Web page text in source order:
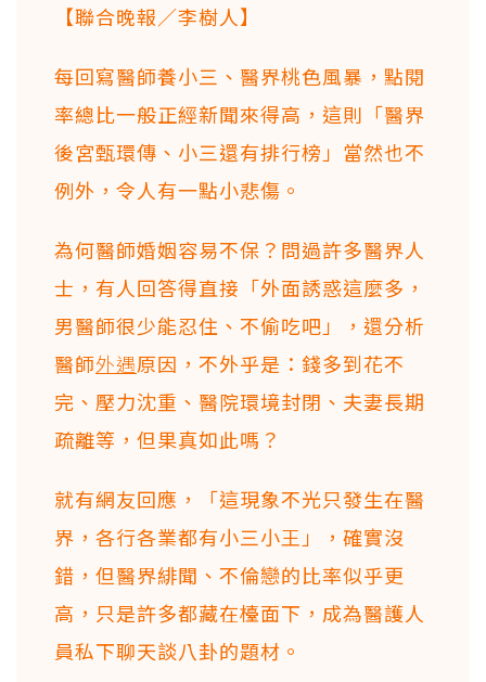
【聯合晚報／李樹人】
每回寫醫師養小三、醫界桃色風暴，點閱
率總比一般正經新聞來得高，這則「醫界
後宮甄環傳、小三還有排行榜」當然也不
例外，令人有一點小悲傷。
為何醫師婚姻容易不保？問過許多醫界人
士，有人回答得直接「外面誘惑這麼多，
男醫師很少能忍住、不偷吃吧」，還分析
醫師外遇原因，不外乎是：錢多到花不
完、壓力沈重、醫院環境封閉、夫妻長期
疏離等，但果真如此嗎？
就有網友回應，「這現象不光只發生在醫
界，各行各業都有小三小王」，確實沒
錯，但醫界緋聞、不倫戀的比率似乎更
高，只是許多都藏在檯面下，成為醫護人
員私下聊天談八卦的題材。